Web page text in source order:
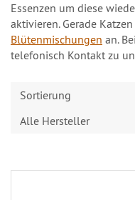
Essenzen um diese
aktivieren. Gerade
Blütenmischungen an.
telefonisch Kontakt zu
Sortierung
Alle Hersteller